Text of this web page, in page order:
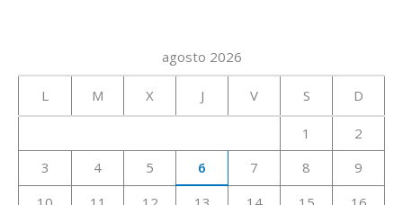
agosto 2026
L M X J V S D
1
2
3
4 5 6 7 8
9